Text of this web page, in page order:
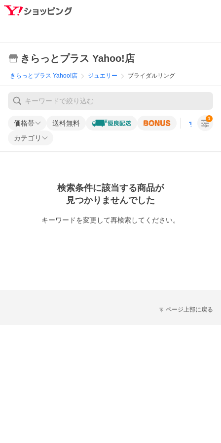
きらっとプラス Yahoo!店
きらっとプラス Yahoo!店 ジュエリー ブライダルリング
価格帯 送料無料 すべての条
カテゴリ
1
検索条件に該当する商品が
見つかりませんでした
キーワードを変更して再検索してください。
ページ上部に戻る